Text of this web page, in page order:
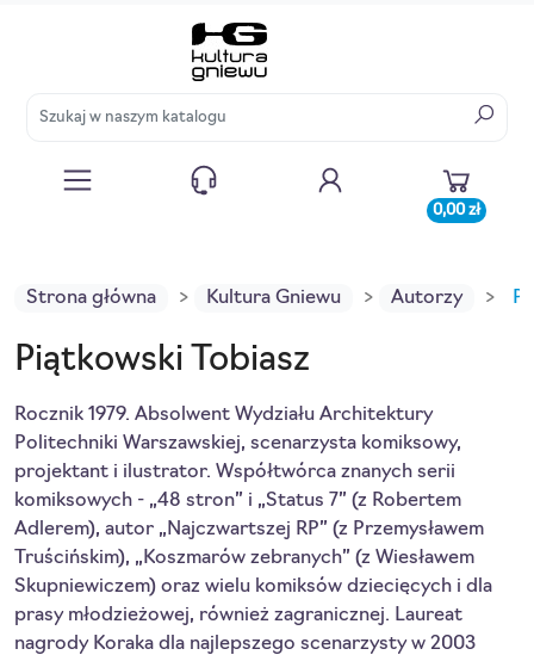
0,00 zł
Strona główna Kultura Gniewu Autorzy
Piątkowski Tobiasz
Rocznik 1979. Absolwent Wydziału Architektury
Politechniki Warszawskiej, scenarzysta komiksowy,
projektant i ilustrator. Współtwórca znanych serii
komiksowych - „48 stron” i „Status 7” (z Robertem
Adlerem), autor „Najczwartszej RP” (z Przemysławem
Truścińskim), „Koszmarów zebranych” (z Wiesławem
Skupniewiczem) oraz wielu komiksów dziecięcych i dla
prasy młodzieżowej, również zagranicznej. Laureat
nagrody Koraka dla najlepszego scenarzysty w 2003